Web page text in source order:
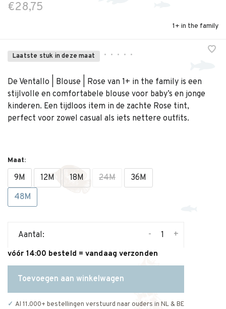
€28,75
1+ in the family
Laatste stuk in deze maat • • • • •
De Ventallo | Blouse | Rose van 1+ in the family is een
stijlvolle en comfortabele blouse voor baby’s en jonge
kinderen. Een tijdloos item in de zachte Rose tint,
perfect voor zowel casual als iets nettere outfits.
Maat:
9M 12M 18M 24M
36M
48M
Aantal: +
-
vóór 14:00 besteld = vandaag verzonden
Toevoegen aan winkelwagen
Al 11.000+ bestellingen verstuurd naar ouders in NL & BE